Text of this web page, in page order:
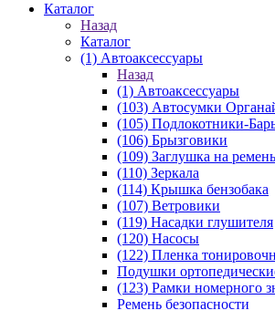
Каталог
Назад
Каталог
(1) Автоаксессуары
Назад
(1) Автоаксессуары
(103) Автосумки
(105) Подлокотники-
(106) Брызговики
(109) Заглушка на
(110) Зеркала
(114) Крышка бензобака
(107) Ветровики
(119) Насадки глушителя
(120) Насосы
(122) Пленка
Подушки
(123) Рамки номерного
Ремень безопасности